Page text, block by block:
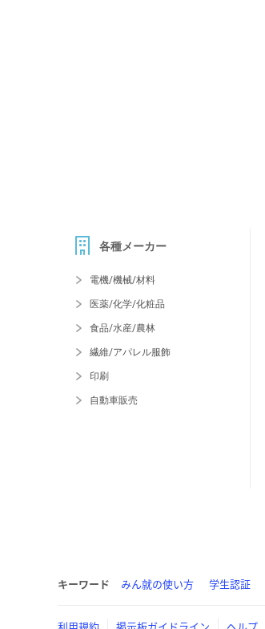
各種メーカー
電機/機械/材料
医薬/化学/化粧品
食品/水産/農林
繊維/アパレル服飾
印刷
自動車販売
キーワード みん就の使い方 学生認証